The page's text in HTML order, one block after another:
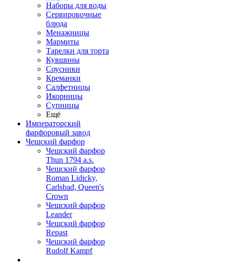
Наборы для воды
Сервировочные
блюда
Менажницы
Мармиты
Тарелки для торта
Кувшины
Соусники
Креманки
Салфетницы
Икорницы
Супницы
Ещё
Императорский
фарфоровый завод
Чешский фарфор
Чешский фарфор
Thun 1794 a.s.
Чешский фарфор
Roman Lidicky,
Carlsbad, Queen's
Crown
Чешский фарфор
Leander
Чешский фарфор
Repast
Чешский фарфор
Rudolf Kampf